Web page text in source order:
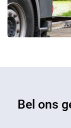
Bel ons